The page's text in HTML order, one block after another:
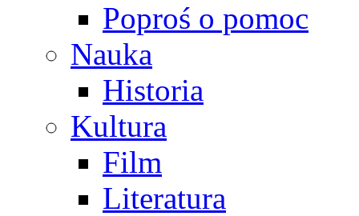
Poproś o pomoc
Nauka
Historia
Kultura
Film
Literatura